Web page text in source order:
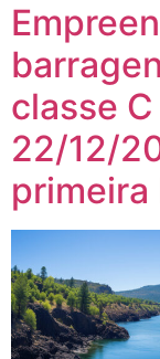
classe
22/12/
primeira